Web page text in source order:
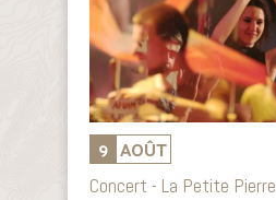
9 AOÛT
Concert - La Petite Pierre